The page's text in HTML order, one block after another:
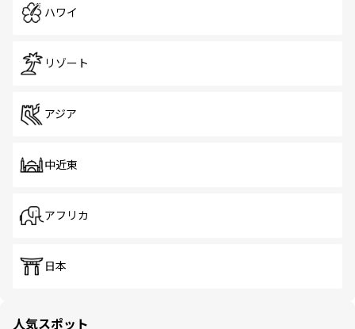
ハワイ
リゾート
アジア
中近東
アフリカ
日本
人気スポット